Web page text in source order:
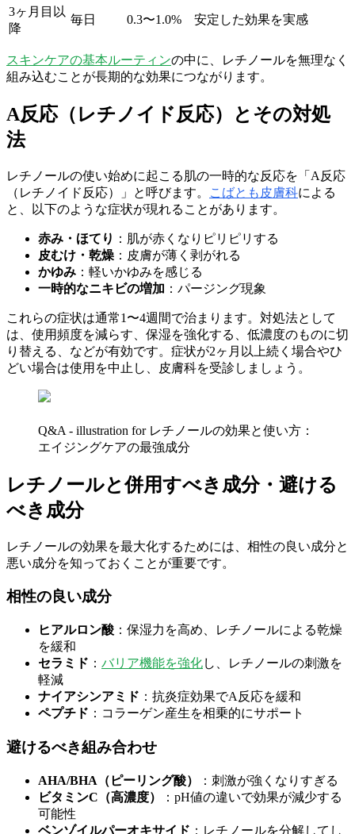
3ヶ月目以
降
毎日 0.3〜1.0% 安定した効果を実感
スキンケアの基本ルーティンの中に、レチノールを無理なく
組み込むことが長期的な効果につながります。
A反応（レチノイド反応）とその対処
法
レチノールの使い始めに起こる肌の一時的な反応を「A反応
（レチノイド反応）」と呼びます。
こばとも皮膚科による
と、以下のような症状が現れることがあります。
赤み・ほてり ：肌が赤くなりピリピリする
皮むけ・乾燥 ：皮膚が薄く剥がれる
かゆみ ：軽いかゆみを感じる
一時的なニキビの増加 ：パージング現象
これらの症状は通常1〜4週間で治まります。対処法として
は、使用頻度を減らす、保湿を強化する、低濃度のものに切
り替える、などが有効です。症状が2ヶ月以上続く場合やひ
どい場合は使用を中止し、皮膚科を受診しましょう。
Q&A - illustration for レチノールの効果と使い方：
エイジングケアの最強成分
レチノールと併用すべき成分・避ける
べき成分
レチノールの効果を最大化するためには、相性の良い成分と
悪い成分を知っておくことが重要です。
相性の良い成分
ヒアルロン酸 ：保湿力を高め、レチノールによる乾燥
を緩和
セラミド ： バリア機能を強化し、レチノールの刺激を
軽減
ナイアシンアミド ：抗炎症効果でA反応を緩和
ペプチド ：コラーゲン産生を相乗的にサポート
避けるべき組み合わせ
AHA/BHA（ピーリング酸）
：刺激が強くなりすぎる
ビタミンC（高濃度）
：pH値の違いで効果が減少する
可能性
ベンゾイルパーオキサイド ：レチノールを分解してし